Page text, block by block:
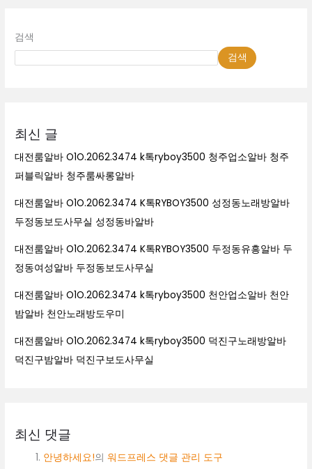
검색
검색
최신 글
대전룸알바 O1O.2062.3474 k톡ryboy3500 청주업소알바 청주
퍼블릭알바 청주룸싸롱알바
대전룸알바 O1O.2062.3474 K톡RYBOY3500 성정동노래방알바
두정동보도사무실 성정동바알바
대전룸알바 O1O.2062.3474 K톡RYBOY3500 두정동유흥알바 두
정동여성알바 두정동보도사무실
대전룸알바 O1O.2062.3474 k톡ryboy3500 천안업소알바 천안
밤알바 천안노래방도우미
대전룸알바 O1O.2062.3474 k톡ryboy3500 덕진구노래방알바
덕진구밤알바 덕진구보도사무실
최신 댓글
안녕하세요!의워드프레스 댓글 관리 도구